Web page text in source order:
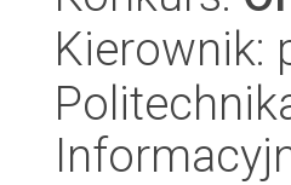
Kierownik: